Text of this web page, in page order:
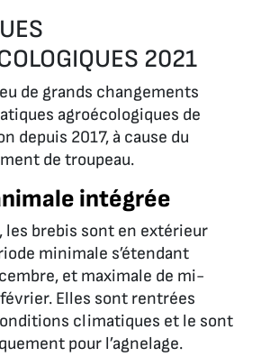
2021
eu de grands changements
agroécologiques de
depuis 2017, à cause du
de troupeau.
intégrée
les brebis sont en extérieur
minimale s’étendant
et maximale de mi-
Elles sont rentrées
climatiques et le sont
pour l’agnelage.